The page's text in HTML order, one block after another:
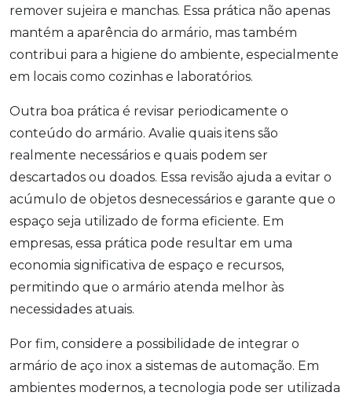
remover sujeira e manchas. Essa prática não apenas
mantém a aparência do armário, mas também
contribui para a higiene do ambiente, especialmente
em locais como cozinhas e laboratórios.
Outra boa prática é revisar periodicamente o
conteúdo do armário. Avalie quais itens são
realmente necessários e quais podem ser
descartados ou doados. Essa revisão ajuda a evitar o
acúmulo de objetos desnecessários e garante que o
espaço seja utilizado de forma eficiente. Em
empresas, essa prática pode resultar em uma
economia significativa de espaço e recursos,
permitindo que o armário atenda melhor às
necessidades atuais.
Por fim, considere a possibilidade de integrar o
armário de aço inox a sistemas de automação. Em
ambientes modernos, a tecnologia pode ser utilizada